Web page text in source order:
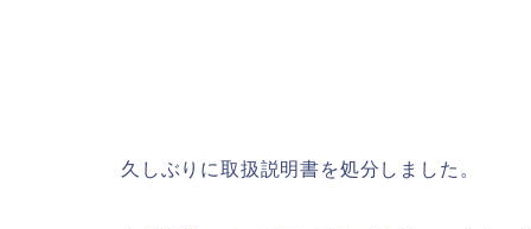
久しぶりに取扱説明書を処分しました。